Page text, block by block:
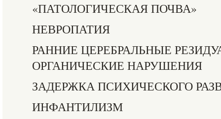
«ПАТОЛОГИЧЕСКАЯ ПОЧВА»
НЕВРОПАТИЯ
РАННИЕ ЦЕРЕБРАЛЬНЫЕ
ОРГАНИЧЕСКИЕ НАРУШЕНИЯ
ЗАДЕРЖКА ПСИХИЧЕСКОГО
ИНФАНТИЛИЗМ